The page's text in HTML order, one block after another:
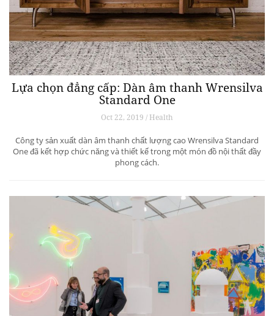
Lựa chọn đẳng cấp: Dàn âm thanh Wrensilva
Standard One
Oct 22, 2019 / Health
Công ty sản xuất dàn âm thanh chất lượng cao Wrensilva Standard
One đã kết hợp chức năng và thiết kế trong một món đồ nội thất đầy
phong cách.